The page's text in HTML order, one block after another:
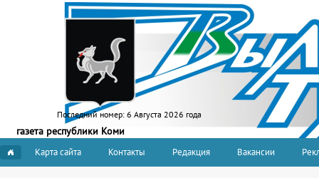
Последний номер: 6 Августа 2026 года
газета республики Коми
Карта сайта Контакты Редакция Вакансии